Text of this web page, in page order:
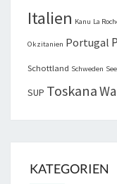
Italien Kanu La
Okzitanien Portugal
Schottland Schweden See
SUP Toskana
KATEGORIEN